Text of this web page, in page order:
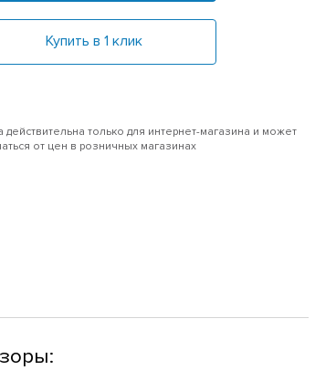
Купить в 1 клик
действительна только для интернет-магазина и может
от цен в розничных магазинах